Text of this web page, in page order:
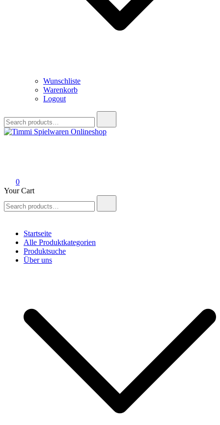
Wunschliste
Warenkorb
Logout
for:
0
Your Cart
for:
Startseite
Alle Produktkategorien
Produktsuche
Über uns